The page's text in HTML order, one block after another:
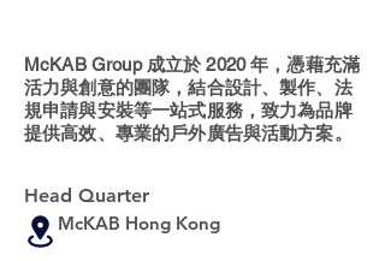
McKAB Group 成立於 2020 年，憑藉充滿
活力與創意的團隊，結合設計、製作、法
規申請與安裝等一站式服務，致力為品牌
提供高效、專業的戶外廣告與活動方案。
Head Quarter
McKAB Hong Kong